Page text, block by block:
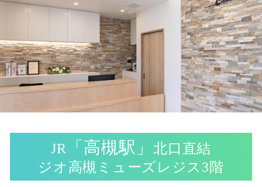
JR 「高槻駅」北口直結
ジオ高槻ミューズレジス3階